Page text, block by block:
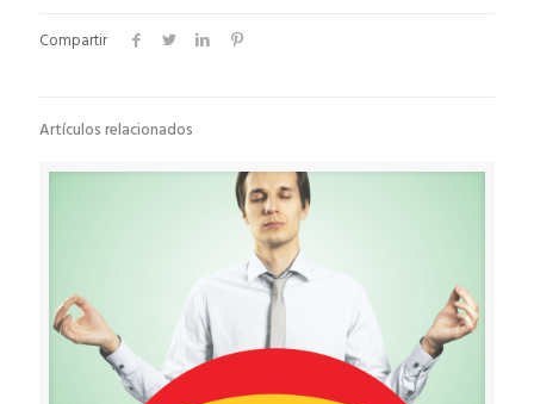
Compartir
Artículos relacionados